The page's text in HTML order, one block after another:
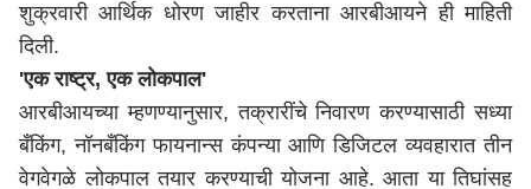
शुक्रवारी आर्थिक धोरण जाहीर करताना आरबीआयने ही माहिती
दिली.
'एक राष्ट्र, एक लोकपाल'
आरबीआयच्या म्हणण्यानुसार, तक्रारींचे निवारण करण्यासाठी सध्या
बँकिंग, नॉनबँकिंग फायनान्स कंपन्या आणि डिजिटल व्यवहारात तीन
वेगवेगळे लोकपाल तयार करण्याची योजना आहे. आता या तिघांसह